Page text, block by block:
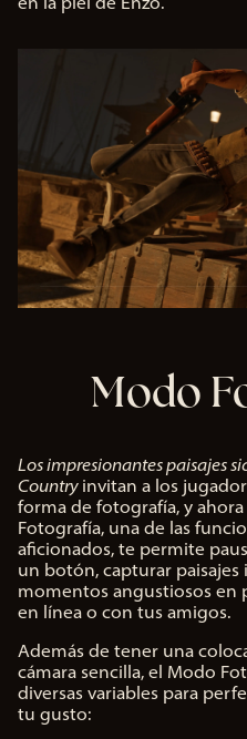
Modo
Los impresionantes paisajes
Country invitan a los
forma de fotografía, y
Fotografía, una de las
aficionados, te permite
un botón, capturar
momentos angustiosos
en línea o con tus amigos.
Además de tener una
cámara sencilla, el Modo
diversas variables para
tu gusto: